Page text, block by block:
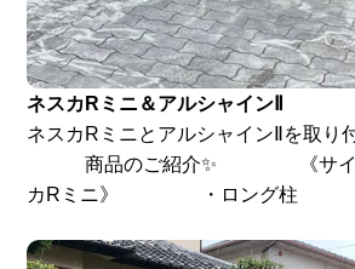
ネスカRミニ＆アルシャインⅡ
ネスカRミニとアルシャインⅡを取り
商品のご紹介✨ 《サイク
カRミニ》 ・ロング柱